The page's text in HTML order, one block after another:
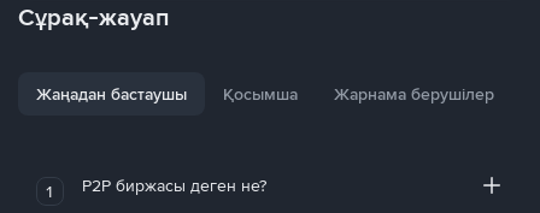
Сұрақ-жауап
Жаңадан бастаушы Қосымша Жарнама берушілер
1 P2P биржасы деген не?